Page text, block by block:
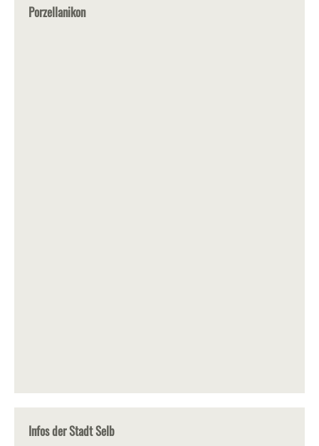
Porzellanikon
Infos der Stadt Selb